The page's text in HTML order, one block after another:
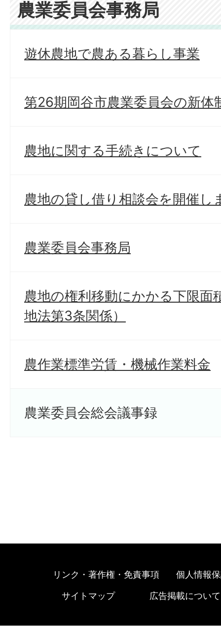
農業委員会事務局
遊休農地で農ある暮らし事業
第26期岡谷市農業委員会の新体
農地に関する手続きについて
農地の貸し借り相談会を開催し
農業委員会事務局
農地の権利移動にかかる下限面
地法第3条関係）
農作業標準労賃・機械作業料金
農業委員会総会議事録
リンク・著作権・免責事項 個人情報
サイトマップ 広告掲載について